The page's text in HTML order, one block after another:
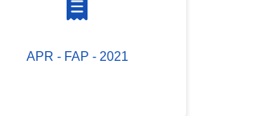
APR - FAP - 2021